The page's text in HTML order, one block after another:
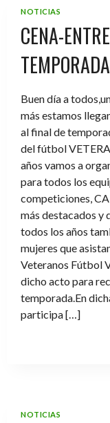
NOTICIAS
CENA-
Buen día a
más estamos
al final de
del fútbol
años vamos a
para todos los
competiciones,
más destacados y
todos los años
mujeres que
Veteranos Fútbol
dicho acto para
temporada.En
participa […]
NOTICIAS